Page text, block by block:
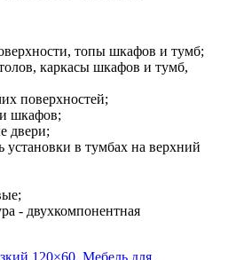
топы шкафов и тумб;
каркасы шкафов и тумб,
поверхностей;
шкафов;
двери;
установки в тумбах на верхний
- двухкомпонентная